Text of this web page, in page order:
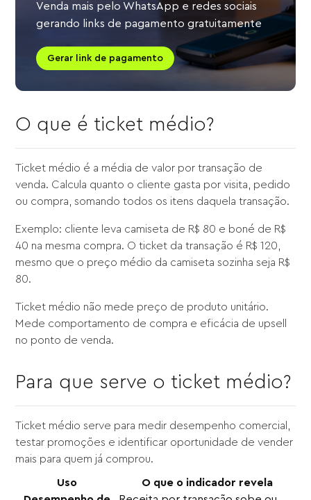
Venda mais pelo WhatsApp e redes sociais
gerando links de pagamento gratuitamente
Gerar link de pagamento
O que é ticket médio?
Ticket médio é a média de valor por transação de
venda. Calcula quanto o cliente gasta por visita, pedido
ou compra, somando todos os itens daquela transação.
Exemplo: cliente leva camiseta de R$ 80 e boné de R$
40 na mesma compra. O ticket da transação é R$ 120,
mesmo que o preço médio da camiseta sozinha seja R$
80.
Ticket médio não mede preço de produto unitário.
Mede comportamento de compra e eficácia de upsell
no ponto de venda.
Para que serve o ticket médio?
Ticket médio serve para medir desempenho comercial,
testar promoções e identificar oportunidade de vender
mais para quem já comprou.
Uso
O que o indicador revela